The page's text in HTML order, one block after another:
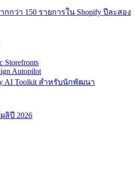
กกว่า 150 รายการใน Shopify ปีละสอง
Storefronts
Autopilot
AI Toolkit สำหรับนักพัฒนา
ลิปี 2026